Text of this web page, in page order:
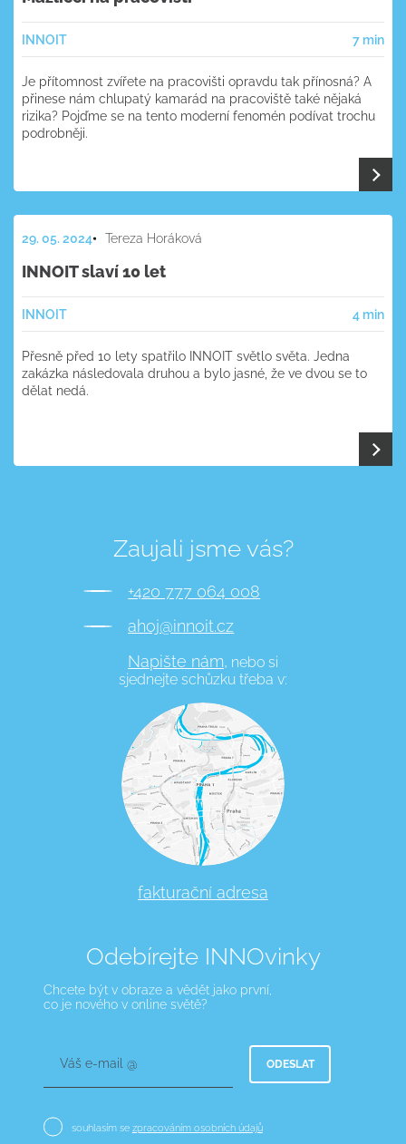
INNOIT 7 min
Je přítomnost zvířete na pracovišti opravdu tak přínosná? A
přinese nám chlupatý kamarád na pracoviště také nějaká
rizika? Pojďme se na tento moderní fenomén podívat trochu
podrobněji.
29. 05. 2024 Tereza Horáková
INNOIT slaví 10 let
INNOIT 4 min
Přesně před 10 lety spatřilo INNOIT světlo světa. Jedna
zakázka následovala druhou a bylo jasné, že ve dvou se to
dělat nedá.
Zaujali jsme vás?
+420 777 064 008
ahoj@innoit.cz
Napište nám, nebo si
sjednejte schůzku třeba v:
fakturační adresa
Odebírejte INNOvinky
Chcete být v obraze a vědět jako první,
co je nového v online světě?
Váš e-mail @ ODESLAT
souhlasím se zpracováním osobních údajů